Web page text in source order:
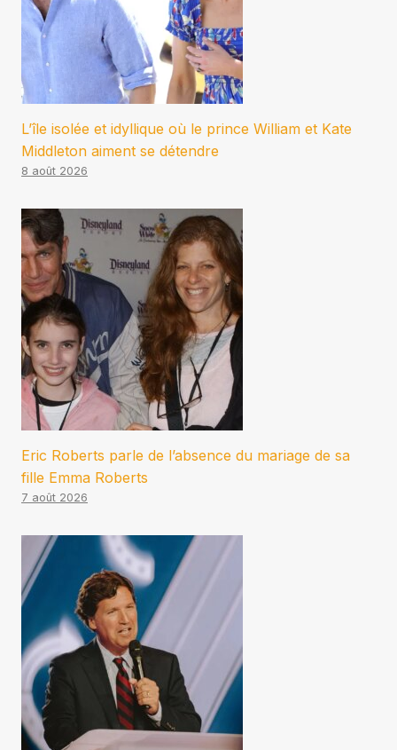
L’île isolée et idyllique où le prince William et Kate
Middleton aiment se détendre
8 août 2026
Eric Roberts parle de l’absence du mariage de sa
fille Emma Roberts
7 août 2026